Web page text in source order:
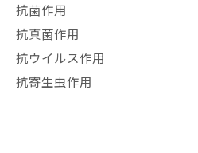
抗菌作用
抗真菌作用
抗ウイルス作用
抗寄生虫作用